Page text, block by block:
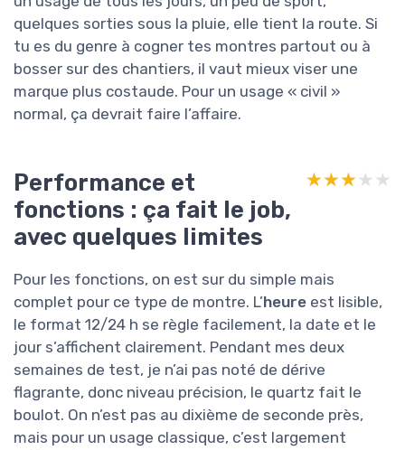
quelques sorties sous la pluie, elle tient la route. Si
tu es du genre à cogner tes montres partout ou à
bosser sur des chantiers, il vaut mieux viser une
marque plus costaude. Pour un usage « civil »
normal, ça devrait faire l’affaire.
Performance et
fonctions : ça fait le job,
avec quelques limites
★★★★★
★★★★★
Pour les fonctions, on est sur du simple mais
complet pour ce type de montre. L’heure est lisible,
le format 12/24 h se règle facilement, la date et le
jour s’affichent clairement. Pendant mes deux
semaines de test, je n’ai pas noté de dérive
flagrante, donc niveau précision, le quartz fait le
boulot. On n’est pas au dixième de seconde près,
mais pour un usage classique, c’est largement